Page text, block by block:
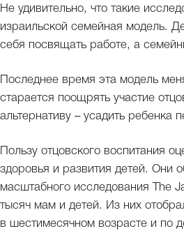
Не удивительно, что такие
израильской семейная модель.
себя посвящать работе, а
Последнее время эта модель
старается поощрять участие
альтернативу – усадить
Пользу отцовского воспитания
здоровья и развития детей. Они
масштабного исследования The
тысяч мам и детей. Из них
в шестимесячном возрасте и по